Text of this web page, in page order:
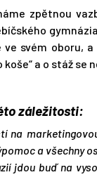
zpětnou
svém oboru,
koše“ a o stáž
záležitosti:
na
a všechny
jdou buď na